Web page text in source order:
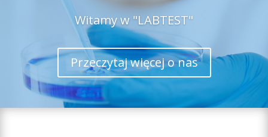
Witamy w "LABTEST"
Przeczytaj więcej o nas